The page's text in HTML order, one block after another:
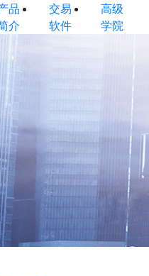
品
介
交易
软件
高级
学院